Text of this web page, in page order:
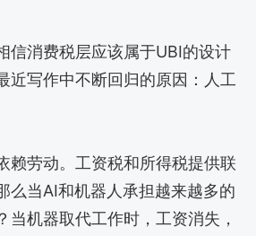
信消费税层应该属于UBI的设计
近写作中不断回归的原因：人工
赖劳动。工资税和所得税提供联
么当AI和机器人承担越来越多的
当机器取代工作时，工资消失，